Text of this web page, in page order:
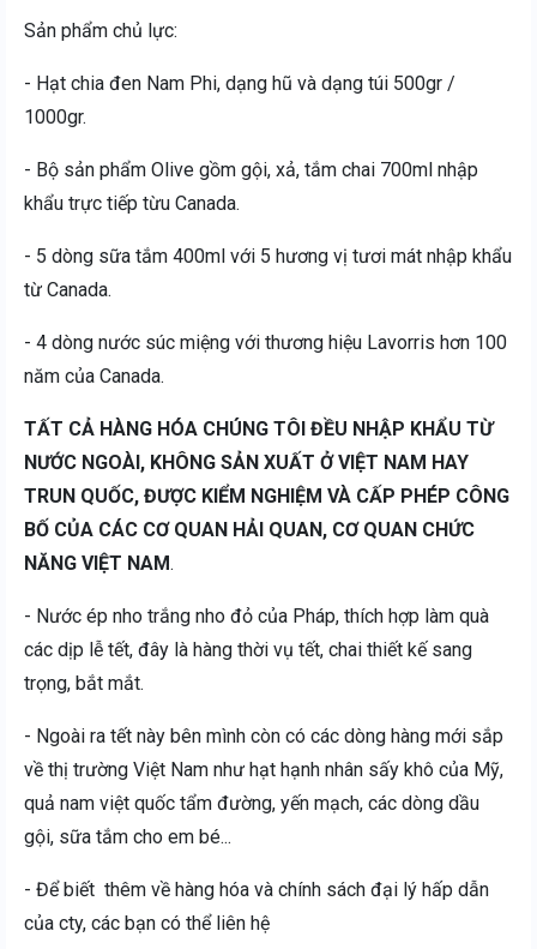
Sản phẩm chủ lực:
- Hạt chia đen Nam Phi, dạng hũ và dạng túi 500gr /
1000gr.
- Bộ sản phẩm Olive gồm gội, xả, tắm chai 700ml nhập
khẩu trực tiếp từu Canada.
- 5 dòng sữa tắm 400ml với 5 hương vị tươi mát nhập khẩu
từ Canada.
- 4 dòng nước súc miệng với thương hiệu Lavorris hơn 100
năm của Canada.
TẤT CẢ HÀNG HÓA CHÚNG TÔI ĐỀU NHẬP KHẨU TỪ
NƯỚC NGOÀI, KHÔNG SẢN XUẤT Ở VIỆT NAM HAY
TRUN QUỐC, ĐƯỢC KIỂM NGHIỆM VÀ CẤP PHÉP CÔNG
BỐ CỦA CÁC CƠ QUAN HẢI QUAN, CƠ QUAN CHỨC
NĂNG VIỆT NAM.
- Nước ép nho trắng nho đỏ của Pháp, thích hợp làm quà
các dịp lễ tết, đây là hàng thời vụ tết, chai thiết kế sang
trọng, bắt mắt.
- Ngoài ra tết này bên mình còn có các dòng hàng mới sắp
về thị trường Việt Nam như hạt hạnh nhân sấy khô của Mỹ,
quả nam việt quốc tẩm đường, yến mạch, các dòng dầu
gội, sữa tắm cho em bé...
- Để biết thêm về hàng hóa và chính sách đại lý hấp dẫn
của cty, các bạn có thể liên hệ